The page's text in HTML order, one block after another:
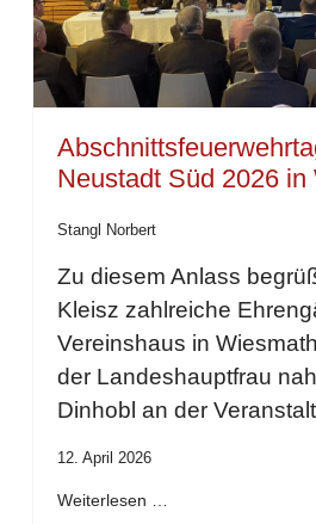
Neustadt Süd 2026 in
Stangl Norbert
Zu diesem Anlass
Kleisz zahlreiche
Vereinshaus in
der Landeshauptfrau
Dinhobl an der
12. April 2026
Weiterlesen …